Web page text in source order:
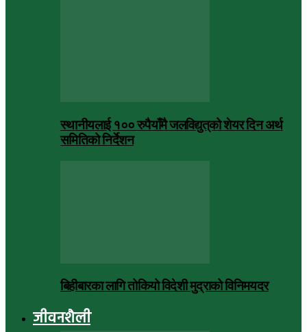
स्थानीयलाई १०० रुपैयाँमै जलविद्युत्‌को शेयर दिन अर्थ
समितिको निर्देशन
बिहीबारका लागि तोकियो विदेशी मुद्राको विनिमयदर
जीवनशैली